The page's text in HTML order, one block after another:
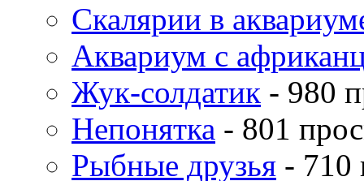
Скалярии в
Аквариум с
Жук-солдатик - 980
Непонятка - 801
Рыбные друзья - 710